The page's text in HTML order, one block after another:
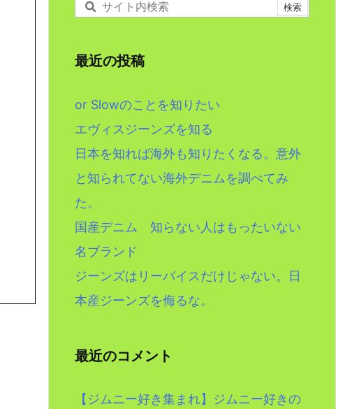
最近の投稿
or Slowのことを知りたい
エヴィスジーンズを知る
日本を知れば海外も知りたくなる。意外
と知られてない海外デニムを調べてみ
た。
国産デニム 知らない人はもったいない
名ブランド
ジーンズはリーバイスだけじゃない。日
本産ジーンズを侮るな。
最近のコメント
【ジムニー好き集まれ】ジムニー好きの